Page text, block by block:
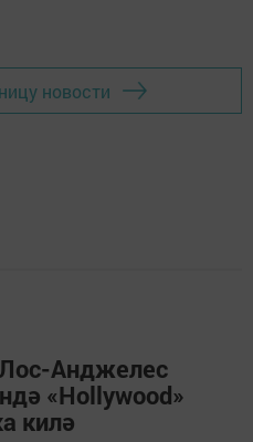
новости
Анджелес
«Hollywood»
килә